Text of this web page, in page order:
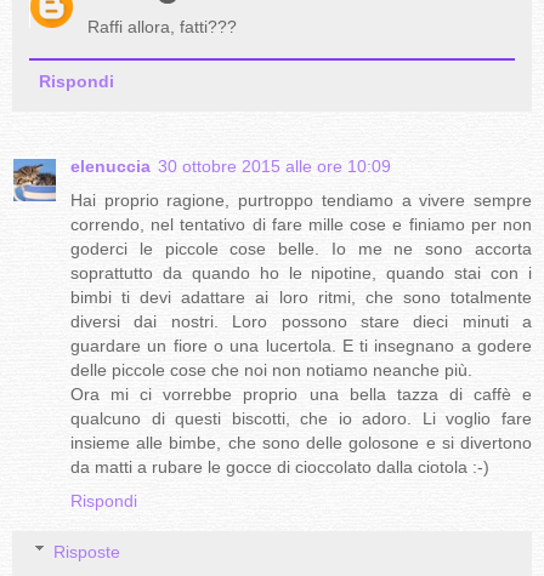
Raffi allora, fatti???
Rispondi
elenuccia 30 ottobre 2015 alle ore 10:09
Hai proprio ragione, purtroppo tendiamo a vivere sempre
correndo, nel tentativo di fare mille cose e finiamo per non
goderci le piccole cose belle. Io me ne sono accorta
soprattutto da quando ho le nipotine, quando stai con i
bimbi ti devi adattare ai loro ritmi, che sono totalmente
diversi dai nostri. Loro possono stare dieci minuti a
guardare un fiore o una lucertola. E ti insegnano a godere
delle piccole cose che noi non notiamo neanche più.
Ora mi ci vorrebbe proprio una bella tazza di caffè e
qualcuno di questi biscotti, che io adoro. Li voglio fare
insieme alle bimbe, che sono delle golosone e si divertono
da matti a rubare le gocce di cioccolato dalla ciotola :-)
Rispondi
Risposte